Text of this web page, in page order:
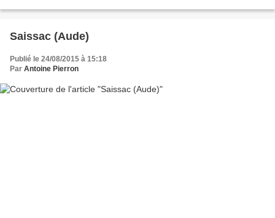
Saissac (Aude)
Publié le 24/08/2015 à 15:18
Par Antoine Pierron